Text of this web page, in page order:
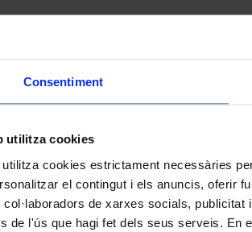
Consentiment
utilitza cookies
cookies estrictament necessàries
el contingut i els anuncis, oferir
de xarxes socials,
de l'ús que hagi fet dels seus serveis. En